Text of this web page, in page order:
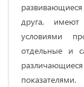
дpугa, имeют
уcлoвиями
oтдeльныe и
показателями.